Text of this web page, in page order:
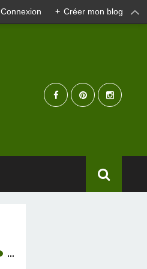
Connexion + Créer mon blog
…